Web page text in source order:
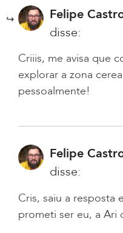
Felipe
disse:
Criiis, me avisa que
explorar a zona
pessoalmente!
Felipe
disse:
Cris, saiu a resposta
prometi ser eu, a Ari